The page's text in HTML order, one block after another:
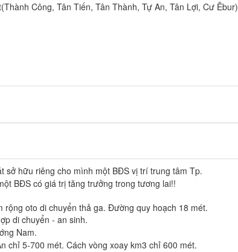
Công, Tân Tiến, Tân Thành, Tự An, Tân Lợi, Cư Êbur)
sở hữu riêng cho mình một BĐS vị trí trung tâm Tp.
BĐS có giá trị tăng trưởng trong tương lai!!
rộng oto di chuyển thả ga. Đường quy hoạch 18 mét.
di chuyển - an sinh.
Nam.
chỉ 5-700 mét. Cách vòng xoay km3 chỉ 600 mét.